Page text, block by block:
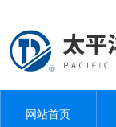
网站首页